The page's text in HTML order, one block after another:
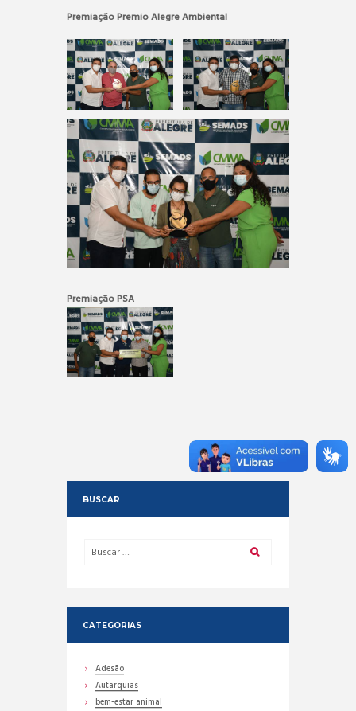
Premiação Premio Alegre Ambiental
Premiação PSA
BUSCAR
CATEGORIAS
Adesão
Autarquias
bem-estar animal